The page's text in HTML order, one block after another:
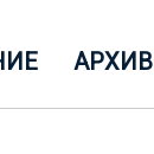
АРХИВ